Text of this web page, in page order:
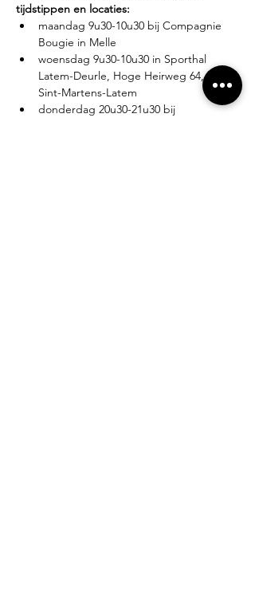
tijdstippen en locaties:
maandag 9u30-10u30 bij Compagnie
Bougie in Melle
woensdag 9u30-10u30 in Sporthal
Latem-Deurle, Hoge Heirweg 64, 9830
Sint-Martens-Latem
donderdag 20u30-21u30 bij